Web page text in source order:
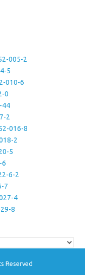
005-2
5
010-6
0
44
2
016-8
2
5
6
6-2
7
4
8
Reserved